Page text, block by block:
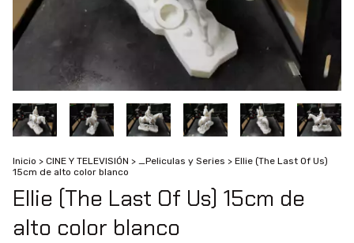
Inicio > CINE Y TELEVISIÓN > _Peliculas y Series > Ellie (The Last Of Us)
15cm de alto color blanco
Ellie (The Last Of Us) 15cm de
alto color blanco